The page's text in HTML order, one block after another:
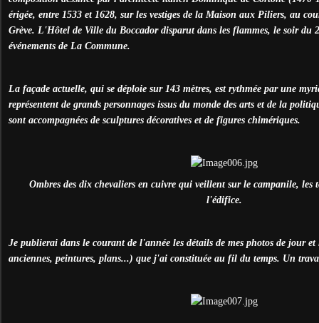
érigée, entre 1533 et 1628, sur les vestiges de la Maison aux Piliers, au
Grève. L'Hôtel de Ville du Boccador disparut dans les flammes, le soir du
événements de La Commune.
La façade actuelle, qui se déploie sur 143 mètres, est rythmée par une
représentent de grands personnages issus du monde des arts et de la
sont accompagnées de sculptures décoratives et de figures chimériques.
Ombres des dix chevaliers en cuivre qui veillent sur le campanile, les
l'édifice.
Je publierai dans le courant de l'année les détails de mes photos de jour
anciennes, peintures, plans...) que j'ai constituée au fil du temps. Un